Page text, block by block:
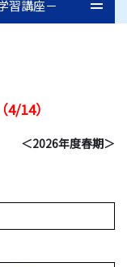
習講座－
14）
＜2026年度春期＞